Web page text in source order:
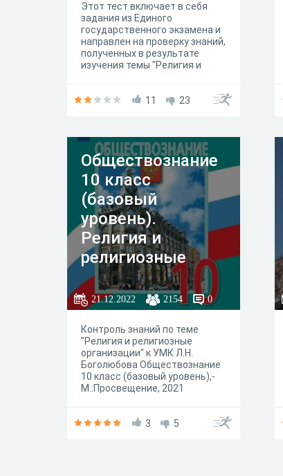
Этот тест включает в себя
задания из Единого
государственного экзамена и
направлен на проверку знаний,
полученных в результате
изучения темы "Религия и
11 23
Обществознание
10 класс
(базовый
уровень).
Религия и
религиозные
организации
21.12.2022 2154 0
Контроль знаний по теме
"Религия и религиозные
организации" к УМК Л.Н.
Боголюбова Обществознание
10 класс (базовый уровень),-
М.:Просвещение, 2021
3 5